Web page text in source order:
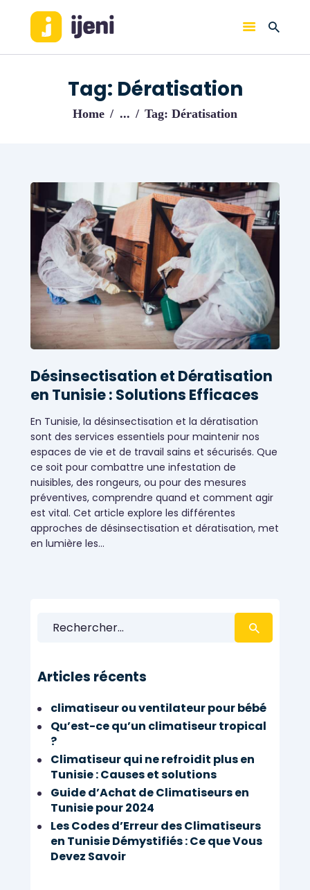
Tag: Dératisation
Home ... Tag: Dératisation
ACCUEIL
Désinsectisation et Dératisation
Désinsectisation et Dératisation
en Tunisie : Solutions Efficaces
En Tunisie, la désinsectisation et la dératisation
sont des services essentiels pour maintenir nos
espaces de vie et de travail sains et sécurisés. Que
ce soit pour combattre une infestation de
nuisibles, des rongeurs, ou pour des mesures
préventives, comprendre quand et comment agir
est vital. Cet article explore les différentes
approches de désinsectisation et dératisation, met
en lumière les…
Rechercher :
Articles récents
climatiseur ou ventilateur pour bébé
Qu’est-ce qu’un climatiseur tropical
?
Climatiseur qui ne refroidit plus en
Tunisie : Causes et solutions
Guide d’Achat de Climatiseurs en
Tunisie pour 2024
Les Codes d’Erreur des Climatiseurs
en Tunisie Démystifiés : Ce que Vous
Devez Savoir